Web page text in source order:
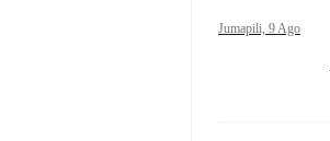
Jumapili, 9 Ago